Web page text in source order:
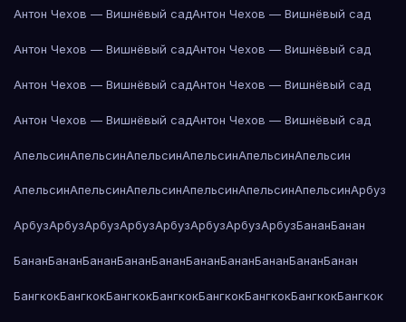
Антон Чехов — Вишнёвый садАнтон Чехов — Вишнёвый сад
Антон Чехов — Вишнёвый садАнтон Чехов — Вишнёвый сад
Антон Чехов — Вишнёвый садАнтон Чехов — Вишнёвый сад
Антон Чехов — Вишнёвый садАнтон Чехов — Вишнёвый сад
АпельсинАпельсинАпельсинАпельсинАпельсинАпельсин
АпельсинАпельсинАпельсинАпельсинАпельсинАпельсинАрбуз
АрбузАрбузАрбузАрбузАрбузАрбузАрбузАрбузБананБанан
БананБананБананБананБананБананБананБананБананБанан
БангкокБангкокБангкокБангкокБангкокБангкокБангкокБангкок